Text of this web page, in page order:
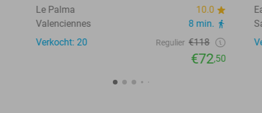
Le Palma
10.0
Valenciennes
8 min.
Verkocht: 20
Regulier €118
€72,50